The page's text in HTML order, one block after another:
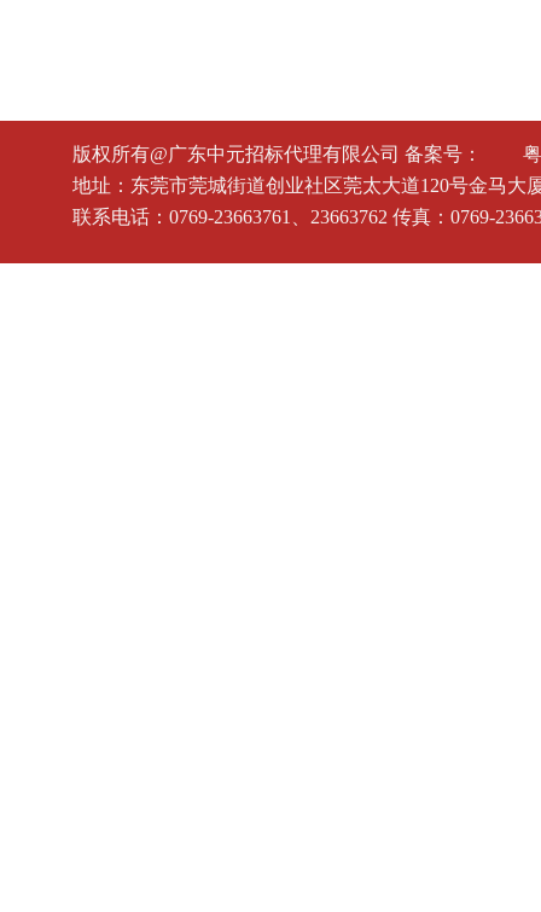
版权所有@广东中元招标代理有限公司 备案号：
地址：东莞市莞城街道创业社区莞太大道120号金马大
联系电话：0769-23663761、23663762 传真：0769-